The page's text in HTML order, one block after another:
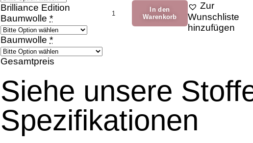
Brilliance Edition
Baumwolle *
Baumwolle *
Gesamtpreis
In den
Warenkorb
Zur
Wunschliste
hinzufügen
Siehe unsere
Spezifikationen